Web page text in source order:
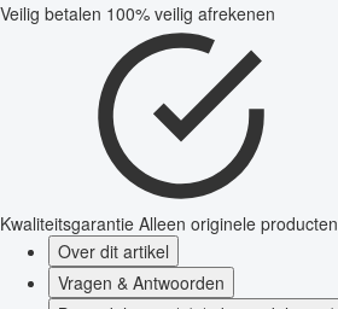
Veilig betalen 100% veilig afrekenen
Kwaliteitsgarantie Alleen originele producten
Over dit artikel
Vragen & Antwoorden